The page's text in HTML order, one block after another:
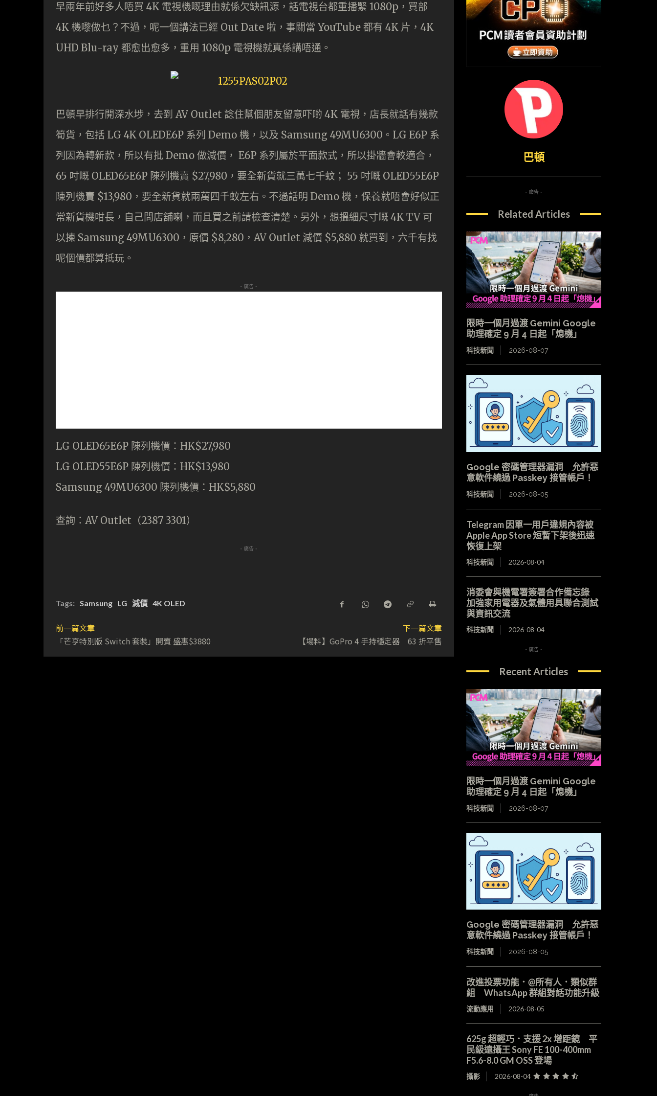
早兩年前好多人唔買 4K 電視機嘅理由就係欠缺訊源，話電視台都重播緊 1080p，買部
4K 機嚟做乜？不過，呢一個講法已經 Out Date 啦，事關當 YouTube 都有 4K 片，4K
UHD Blu-ray 都愈出愈多，重用 1080p 電視機就真係講唔通。
巴頓早排行開深水埗，去到 AV Outlet 諗住幫個朋友留意吓啲 4K 電視，店長就話有幾款
筍貨，包括 LG 4K OLEDE6P 系列 Demo 機，以及 Samsung 49MU6300。LG E6P 系
列因為轉新款，所以有批 Demo 做減價， E6P 系列屬於平面款式，所以掛牆會較適合，
65 吋嘅 OLED65E6P 陳列機賣 $27,980，要全新貨就三萬七千蚊； 55 吋嘅 OLED55E6P
陳列機賣 $13,980，要全新貨就兩萬四千蚊左右。不過話明 Demo 機，保養就唔會好似正
常新貨機咁長，自己問店舖喇，而且買之前請檢查清楚。另外，想搵細尺寸嘅 4K TV 可
以揀 Samsung 49MU6300，原價 $8,280，AV Outlet 減價 $5,880 就買到，六千有找
呢個價都算抵玩。
- 廣告 -
LG OLED65E6P 陳列機價：HK$27,980
LG OLED55E6P 陳列機價：HK$13,980
Samsung 49MU6300 陳列機價：HK$5,880
查詢：AV Outlet（2387 3301）
- 廣告 -
Tags: Samsung LG 減價 4K OLED
前一篇文章
「芒亨特別版 Switch 套裝」開賣 盛惠$3880
下一篇文章
【場料】GoPro 4 手持穩定器 63 折平售
巴頓
- 廣告 -
Related Articles
限時一個月過渡 Gemini Google
助理確定 9 月 4 日起「熄機」
科技新聞 2026-08-07
Google 密碼管理器漏洞 允許惡
意軟件繞過 Passkey 接管帳戶！
科技新聞 2026-08-05
Telegram 因單一用戶違規內容被
Apple App Store 短暫下架後迅速
恢復上架
科技新聞 2026-08-04
消委會與機電署簽署合作備忘錄
加強家用電器及氣體用具聯合測試
與資訊交流
科技新聞 2026-08-04
- 廣告 -
Recent Articles
限時一個月過渡 Gemini Google
助理確定 9 月 4 日起「熄機」
科技新聞 2026-08-07
Google 密碼管理器漏洞 允許惡
意軟件繞過 Passkey 接管帳戶！
科技新聞 2026-08-05
改進投票功能．@所有人．類似群
組 WhatsApp 群組對話功能升級
流動應用 2026-08-05
625g 超輕巧．支援 2x 增距鏡 平
民級遠攝王 Sony FE 100-400mm
F5.6-8.0 GM OSS 登場
攝影 2026-08-04